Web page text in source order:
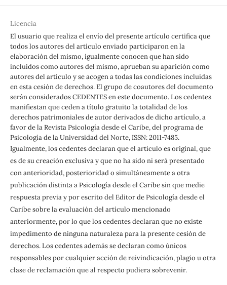
Licencia
El usuario que realiza el envío del presente artículo certifica que
todos los autores del artículo enviado participaron en la
elaboración del mismo, igualmente conocen que han sido
incluidos como autores del mismo, aprueban su aparición como
autores del artículo y se acogen a todas las condiciones incluidas
en esta cesión de derechos. El grupo de coautores del documento
serán considerados CEDENTES en este documento. Los cedentes
manifiestan que ceden a título gratuito la totalidad de los
derechos patrimoniales de autor derivados de dicho artículo, a
favor de la Revista Psicología desde el Caribe, del programa de
Psicología de la Universidad del Norte, ISSN: 2011-7485.
Igualmente, los cedentes declaran que el artículo es original, que
es de su creación exclusiva y que no ha sido ni será presentado
con anterioridad, posterioridad o simultáneamente a otra
publicación distinta a Psicología desde el Caribe sin que medie
respuesta previa y por escrito del Editor de Psicología desde el
Caribe sobre la evaluación del artículo mencionado
anteriormente, por lo que los cedentes declaran que no existe
impedimento de ninguna naturaleza para la presente cesión de
derechos. Los cedentes además se declaran como únicos
responsables por cualquier acción de reivindicación, plagio u otra
clase de reclamación que al respecto pudiera sobrevenir.